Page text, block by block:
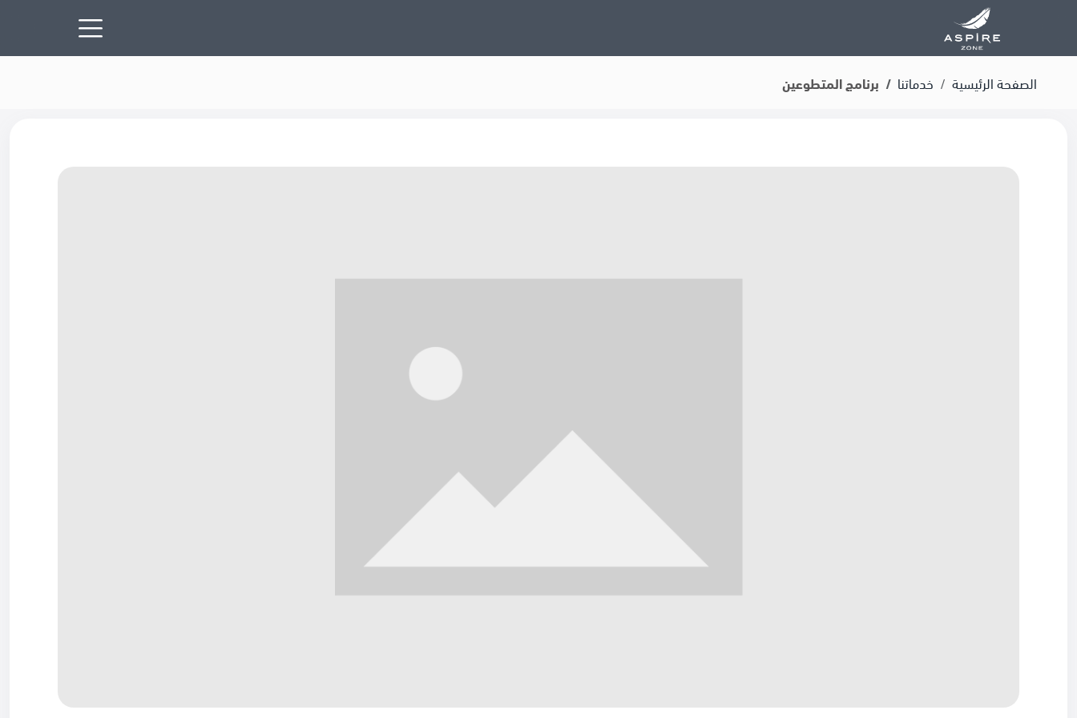
الصفحة الرئيسية خدماتنا برنامج المتطوعين